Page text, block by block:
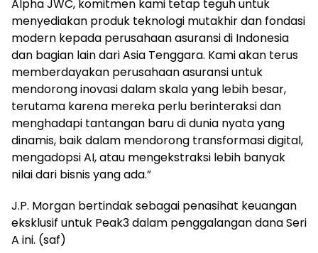
Alpha JWC, komitmen kami tetap teguh untuk
menyediakan produk teknologi mutakhir dan fondasi
modern kepada perusahaan asuransi di Indonesia
dan bagian lain dari Asia Tenggara. Kami akan terus
memberdayakan perusahaan asuransi untuk
mendorong inovasi dalam skala yang lebih besar,
terutama karena mereka perlu berinteraksi dan
menghadapi tantangan baru di dunia nyata yang
dinamis, baik dalam mendorong transformasi digital,
mengadopsi AI, atau mengekstraksi lebih banyak
nilai dari bisnis yang ada.”
J.P. Morgan bertindak sebagai penasihat keuangan
eksklusif untuk Peak3 dalam penggalangan dana Seri
A ini. (saf)